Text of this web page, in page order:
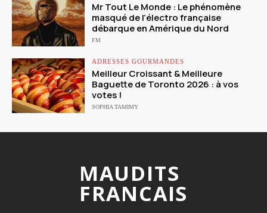
Mr Tout Le Monde : Le phénomène
masqué de l’électro française
débarque en Amérique du Nord
FM
ADRESSES GOURMANDES
Meilleur Croissant & Meilleure
Baguette de Toronto 2026 : à vos
votes !
SOPHIA TAMIMY
MAUDITS
FRANCAIS